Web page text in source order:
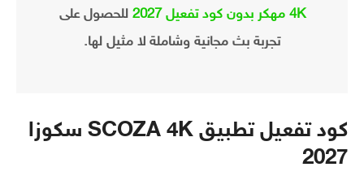
4K مهكر بدون كود تفعيل 2027
للحصول على
تجربة بث مجانية وشاملة لا مثيل لها.
كود تفعيل تطبيق SCOZA 4K سكوزا
2027